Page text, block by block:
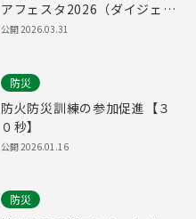
アフェスタ2026（ダイジェス
ト版）
公開2026.03.31
防災
防火防災訓練の参加促進【３
０秒】
公開2026.01.16
防災